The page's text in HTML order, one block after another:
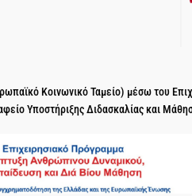
Κοινωνικό Ταμείο) μέσω του
Υποστήριξης Διδασκαλίας και